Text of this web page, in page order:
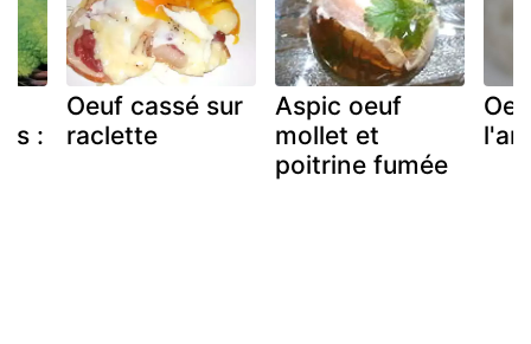
:
Oeuf cassé sur
raclette
Aspic oeuf
mollet et
poitrine fumée